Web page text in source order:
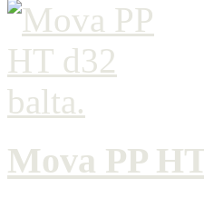
Mova PP